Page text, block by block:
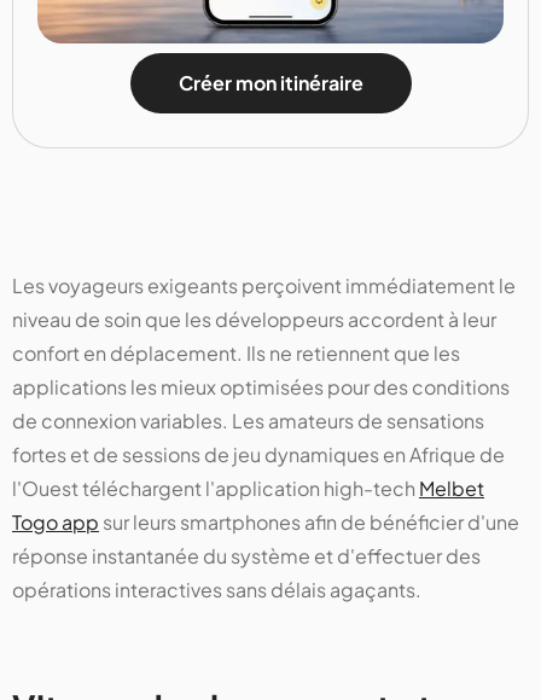
Créer mon itinéraire
Les voyageurs exigeants perçoivent immédiatement le
niveau de soin que les développeurs accordent à leur
confort en déplacement. Ils ne retiennent que les
applications les mieux optimisées pour des conditions
de connexion variables. Les amateurs de sensations
fortes et de sessions de jeu dynamiques en Afrique de
l'Ouest téléchargent l'application high-tech Melbet
Togo app sur leurs smartphones afin de bénéficier d'une
réponse instantanée du système et d'effectuer des
opérations interactives sans délais agaçants.